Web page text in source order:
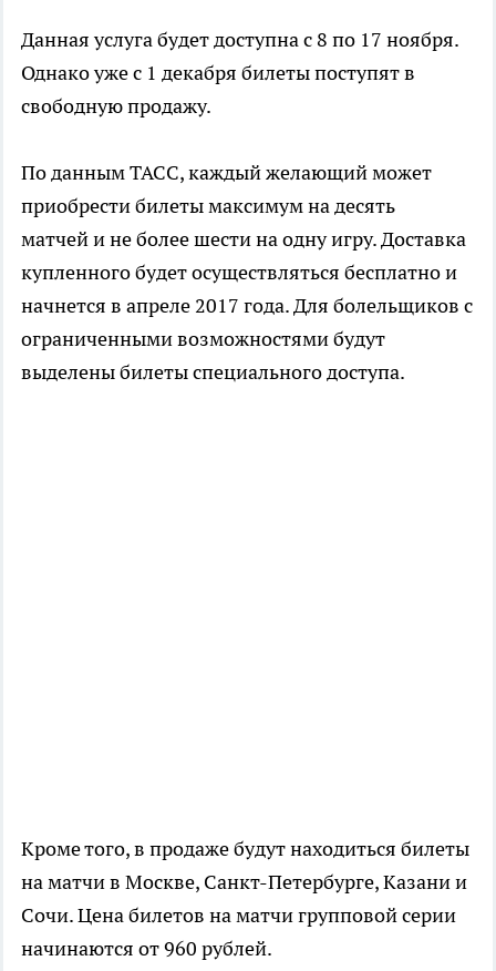
Данная услуга будет доступна с 8 по 17 ноября.
Однако уже с 1 декабря билеты поступят в
свободную продажу.
По данным ТАСС, каждый желающий может
приобрести билеты максимум на десять
матчей и не более шести на одну игру. Доставка
купленного будет осуществляться бесплатно и
начнется в апреле 2017 года. Для болельщиков с
ограниченными возможностями будут
выделены билеты специального доступа.
Кроме того, в продаже будут находиться билеты
на матчи в Москве, Санкт-Петербурге, Казани и
Сочи. Цена билетов на матчи групповой серии
начинаются от 960 рублей.